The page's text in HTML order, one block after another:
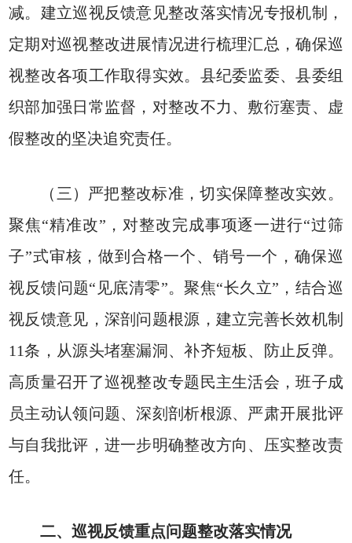
减。建立巡视反馈意见整改落实情况专报机制，
定期对巡视整改进展情况进行梳理汇总，确保巡
视整改各项工作取得实效。县纪委监委、县委组
织部加强日常监督，对整改不力、敷衍塞责、虚
假整改的坚决追究责任。
（三）严把整改标准，切实保障整改实效。
聚焦“精准改”，对整改完成事项逐一进行“过筛
子”式审核，做到合格一个、销号一个，确保巡
视反馈问题“见底清零”。聚焦“长久立”，结合巡
视反馈意见，深剖问题根源，建立完善长效机制
11条，从源头堵塞漏洞、补齐短板、防止反弹。
高质量召开了巡视整改专题民主生活会，班子成
员主动认领问题、深刻剖析根源、严肃开展批评
与自我批评，进一步明确整改方向、压实整改责
任。
二、巡视反馈重点问题整改落实情况